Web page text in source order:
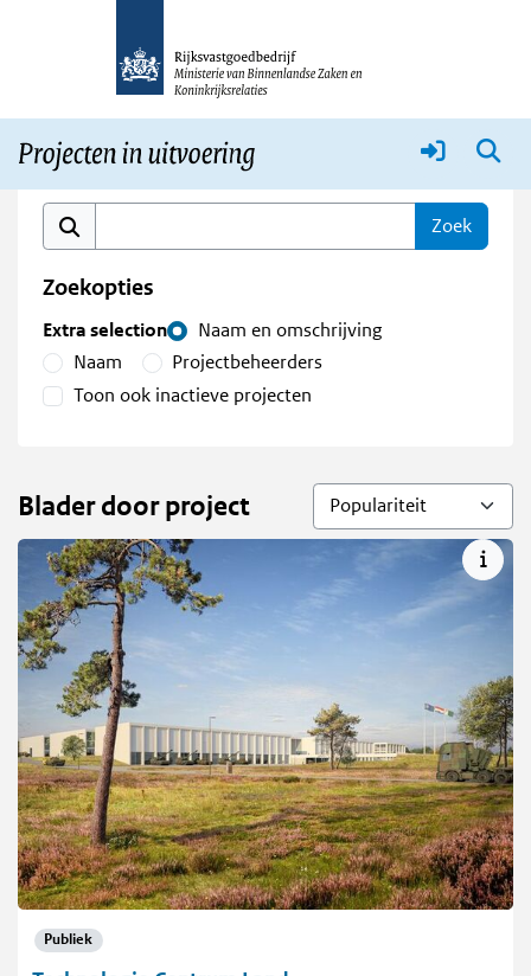
Alle projecten
Vind projecten
Zoekopties
Extra selection
Naam en omschrijving
Naam
Projectbeheerders
Toon ook inactieve projecten
Blader door project
Publiek